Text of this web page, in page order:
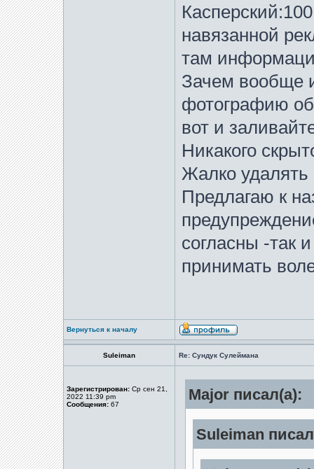
навязанной
там
Зачем вообще
фотографию
вот и
Никакого
Жалко
Предлагаю к
согласны -так
принимать
Вернуться к началу
Suleiman Re: Сундук Сулеймана
Зарегистрирован: Ср сен 21,
2022 11:39 pm
Сообщения: 67
Major писал(а):
Suleiman